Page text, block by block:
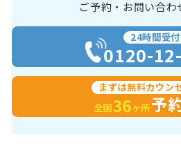
ご予約・お問い合わ
24時間受付
0120-
まずは無料カウン
全国36ヶ所予